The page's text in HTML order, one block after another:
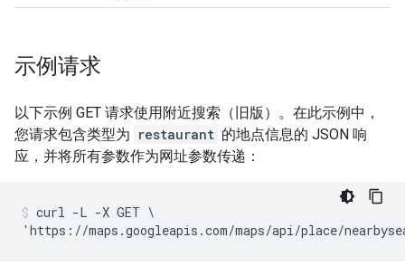
示例请求
以下示例 GET 请求使用附近搜索（旧版）。在此示例中，
您请求包含类型为 restaurant 的地点信息的 JSON 响
应，并将所有参数作为网址参数传递：
curl -L -X GET \
'https://maps.googleapis.com/maps/api/place/